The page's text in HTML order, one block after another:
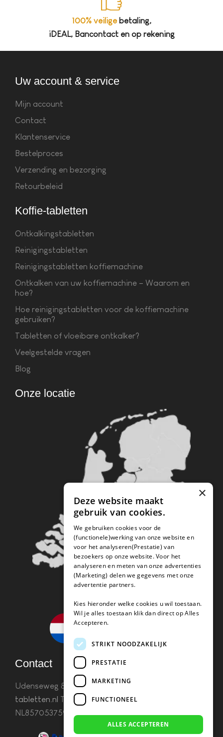
100% veiligebetaling,
iDEAL, Bancontact en op rekening
Uw account & service
Mijn account
Contact
Klantenservice
Bestelproces
Verzending en bezorging
Retourbeleid
Koffie-tabletten
Ontkalkingstabletten
Reinigingstabletten
Reinigingstabletten koffiemachine
Ontkalken van uw koffiemachine – Waarom en
hoe?
Hoe reinigingstabletten voor de koffiemachine
gebruiken?
Tabletten of vloeibare ontkalker?
Veelgestelde vragen
Blog
Onze locatie
Contact
Udenseweg 8B 5405 PA Udeninfo(@)koffie-
tabletten.nl Tel. 085 782 5578KvK 67529623 Btw:
NL857053759B01
×
Deze website maakt
gebruik van cookies.
We gebruiken cookies voor de
(functionele)werking van onze website en
voor het analyseren(Prestatie) van
bezoekers op onze website. Voor het
analyseren en meten van onze advertenties
(Marketing) delen we gegevens met onze
advertentie partners.
Kies hieronder welke cookies u wil toestaan.
Wil je alles toestaan klik dan direct op Alles
Accepteren.
STRIKT NOODZAKELIJK
PRESTATIE
MARKETING
FUNCTIONEEL
ALLES ACCEPTEREN